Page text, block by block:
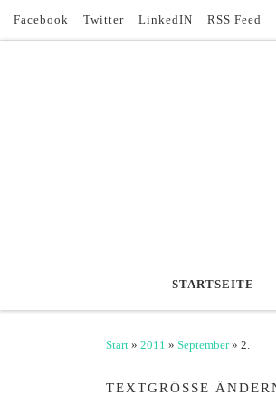
Zum Inhalt springen
Facebook Twitter LinkedIN RSS Feed
STARTSEITE
Start » 2011 » September » 2.
TEXTGRÖSSE ÄNDERN